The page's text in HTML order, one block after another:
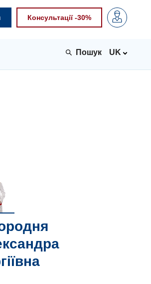
Консультації -30%
UK